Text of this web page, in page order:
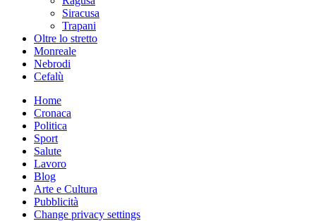
Siracusa
Trapani
Oltre lo stretto
Monreale
Nebrodi
Cefalù
Home
Cronaca
Politica
Sport
Salute
Lavoro
Blog
Arte e Cultura
Pubblicità
Change privacy settings